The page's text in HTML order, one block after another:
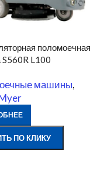
поломоечная
L100
машины,
ПО КЛИКУ